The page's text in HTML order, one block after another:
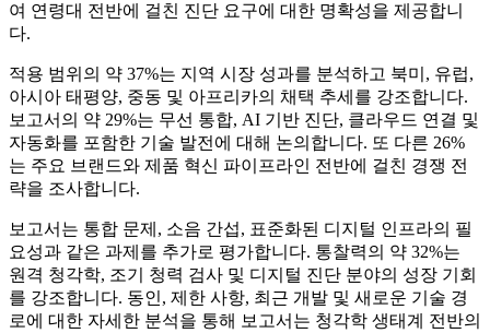
여 연령대 전반에 걸친 진단 요구에 대한 명확성을 제공합니
다.
적용 범위의 약 37%는 지역 시장 성과를 분석하고 북미, 유럽,
아시아 태평양, 중동 및 아프리카의 채택 추세를 강조합니다.
보고서의 약 29%는 무선 통합, AI 기반 진단, 클라우드 연결 및
자동화를 포함한 기술 발전에 대해 논의합니다. 또 다른 26%
는 주요 브랜드와 제품 혁신 파이프라인 전반에 걸친 경쟁 전
략을 조사합니다.
보고서는 통합 문제, 소음 간섭, 표준화된 디지털 인프라의 필
요성과 같은 과제를 추가로 평가합니다. 통찰력의 약 32%는
원격 청각학, 조기 청력 검사 및 디지털 진단 분야의 성장 기회
를 강조합니다. 동인, 제한 사항, 최근 개발 및 새로운 기술 경
로에 대한 자세한 분석을 통해 보고서는 청각학 생태계 전반의